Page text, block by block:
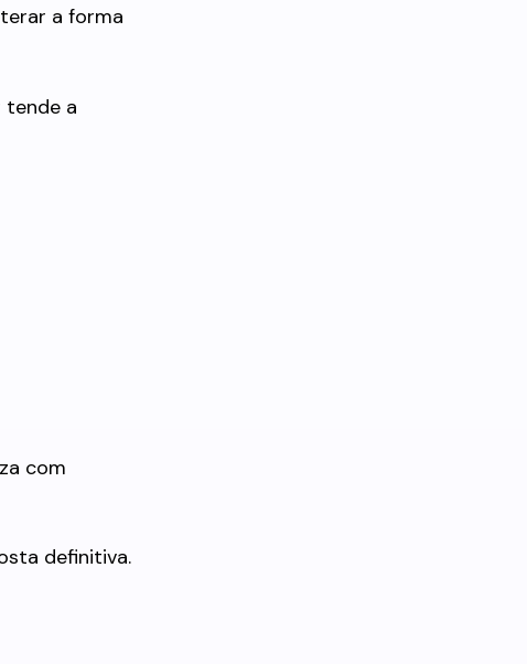
a forma
tende a
com
definitiva.